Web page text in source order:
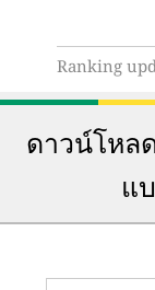
Ranking
ดาวน์โหล
แ